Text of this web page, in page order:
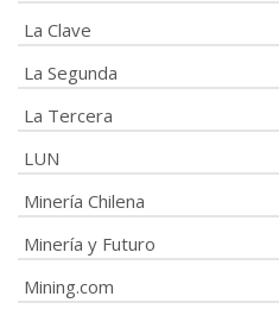
La Clave
La Segunda
La Tercera
LUN
Minería Chilena
Minería y Futuro
Mining.com